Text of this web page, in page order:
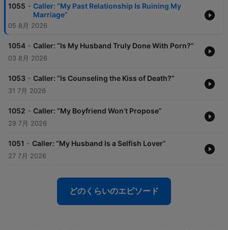
1055 - Caller: “My Past Relationship Is Ruining My
Marriage”
05 8月 2026
1054 - Caller: “Is My Husband Truly Done With Porn?”
03 8月 2026
1053 - Caller: “Is Counseling the Kiss of Death?”
31 7月 2026
1052 - Caller: “My Boyfriend Won’t Propose”
29 7月 2026
1051 - Caller: “My Husband Is a Selfish Lover”
27 7月 2026
どのくらいのエピソード